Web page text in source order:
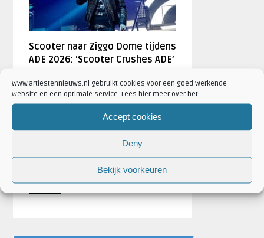
www.artiestennieuws.nl gebruikt cookies voor een goed werkende
website en een optimale service. Lees hier meer over het
Accept cookies
Deny
Bekijk voorkeuren
Scooter naar Ziggo Dome tijdens
ADE 2026: ‘Scooter Crushes ADE’
Bulgarije wint Eurovisie
Songfestival 2026,
Nederland ontbreekt
Festivalseizoen 2026 trapt
af met REBiRTH Festival